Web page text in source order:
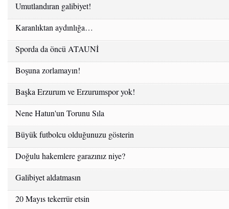
Umutlandıran galibiyet!
Karanlıktan aydınlığa…
Sporda da öncü ATAUNİ
Boşuna zorlamayın!
Başka Erzurum ve Erzurumspor yok!
Nene Hatun'un Torunu Sıla
Büyük futbolcu olduğunuzu gösterin
Doğulu hakemlere garazınız niye?
Galibiyet aldatmasın
20 Mayıs tekerrür etsin